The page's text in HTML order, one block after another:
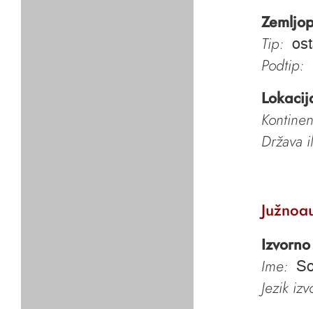
Tip:
Podtip:
Država
Ime:
Jezik